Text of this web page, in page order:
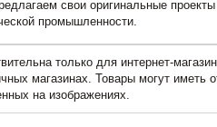
свои оригинальные
промышленности.
только для интернет-
магазинах. Товары могут иметь
на изображениях.